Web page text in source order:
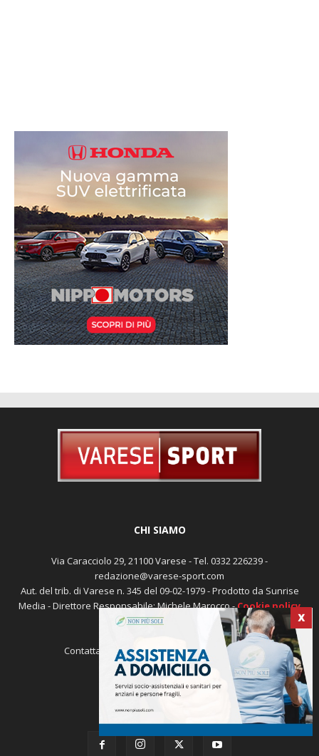
X
CHI SIAMO
Via Caracciolo 29, 21100 Varese - Tel. 0332 226239 -
redazione@varese-sport.com
Aut. del trib. di Varese n. 345 del 09-02-1979 - Prodotto da Sunrise
Media - Direttore Responsabile: Michele Marocco -Cookie policy
Pubblicità
Contattaci: redazione@varese-sport.com
SEGUICI